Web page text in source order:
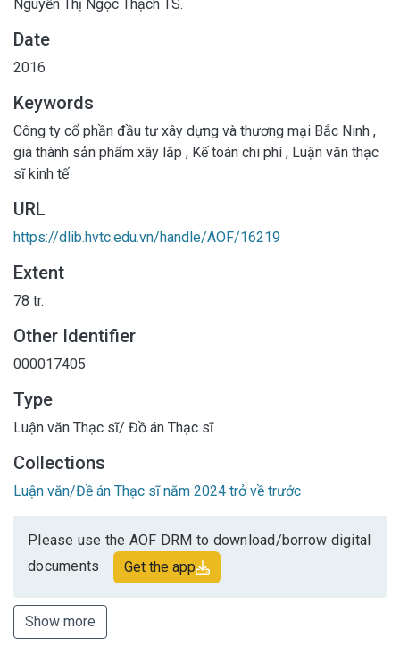
Nguyễn Thị Ngọc Thạch TS.
Date
2016
Keywords
Công ty cổ phần đầu tư xây dựng và thương mại Bắc Ninh ,
giá thành sản phẩm xây lắp , Kế toán chi phí, Luận văn thạc
sĩ kinh tế
URL
https://dlib.hvtc.edu.vn/handle/AOF/16219
Extent
78 tr.
Other Identifier
000017405
Type
Luận văn Thạc sĩ/ Đồ án Thạc sĩ
Collections
Luận văn/Đề án Thạc sĩ năm 2024 trở về trước
Please use the AOF DRM to download/borrow digital
documents
Get the app
Show more